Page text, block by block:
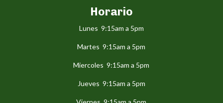
Horario
Lunes 9:15am a 5pm
Martes 9:15am a 5pm
Miercoles 9:15am a 5pm
Jueves 9:15am a 5pm